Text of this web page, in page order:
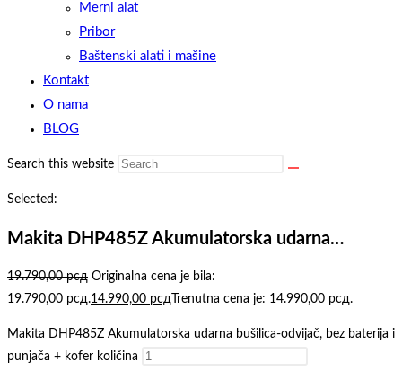
Merni alat
Pribor
Baštenski alati i mašine
Kontakt
O nama
BLOG
Search this website
Selected:
Makita DHP485Z Akumulatorska udarna…
19.790,00рсд Originalna cena je bila:
19.790,00 рсд.14.990,00 рсд Trenutna cena je: 14.990,00 рсд.
Makita DHP485Z Akumulatorska udarna bušilica-odvijač, bez baterija i
punjača + kofer količina